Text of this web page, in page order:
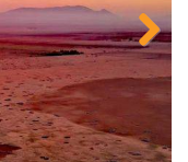
Next